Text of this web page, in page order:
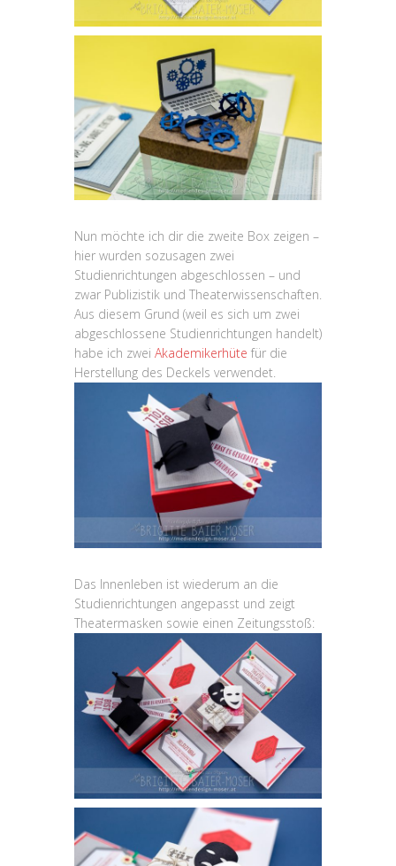
Nun möchte ich dir die zweite Box zeigen –
hier wurden sozusagen zwei
Studienrichtungen abgeschlossen – und
zwar Publizistik und Theaterwissenschaften.
Aus diesem Grund (weil es sich um zwei
abgeschlossene Studienrichtungen handelt)
habe ich zwei Akademikerhüte für die
Herstellung des Deckels verwendet.
Das Innenleben ist wiederum an die
Studienrichtungen angepasst und zeigt
Theatermasken sowie einen Zeitungsstoß: